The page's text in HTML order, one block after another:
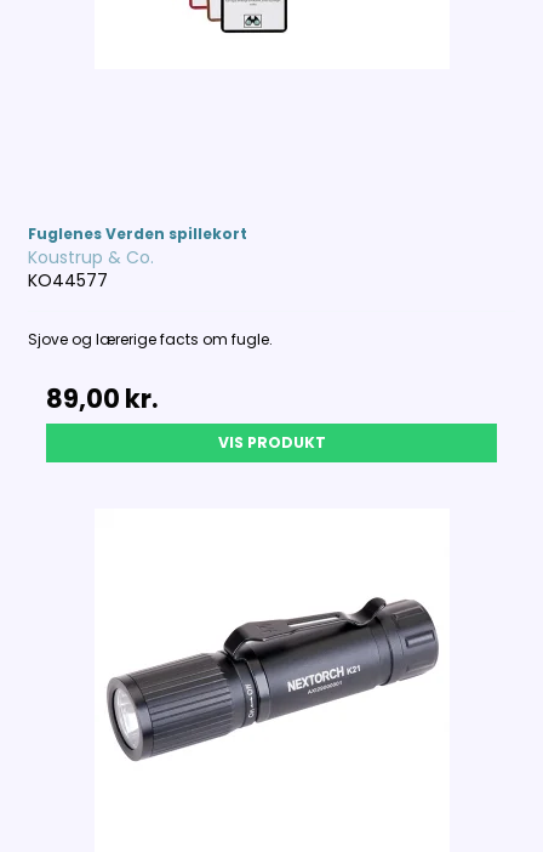
Fuglenes Verden spillekort
Koustrup & Co.
KO44577
Sjove og lærerige facts om fugle.
89,00 kr.
VIS PRODUKT